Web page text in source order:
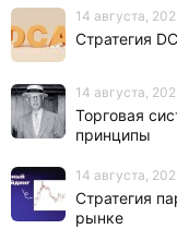
14 августа,
Стратегия
14 августа,
Торговая
принципы
14 августа,
Стратегия
рынке